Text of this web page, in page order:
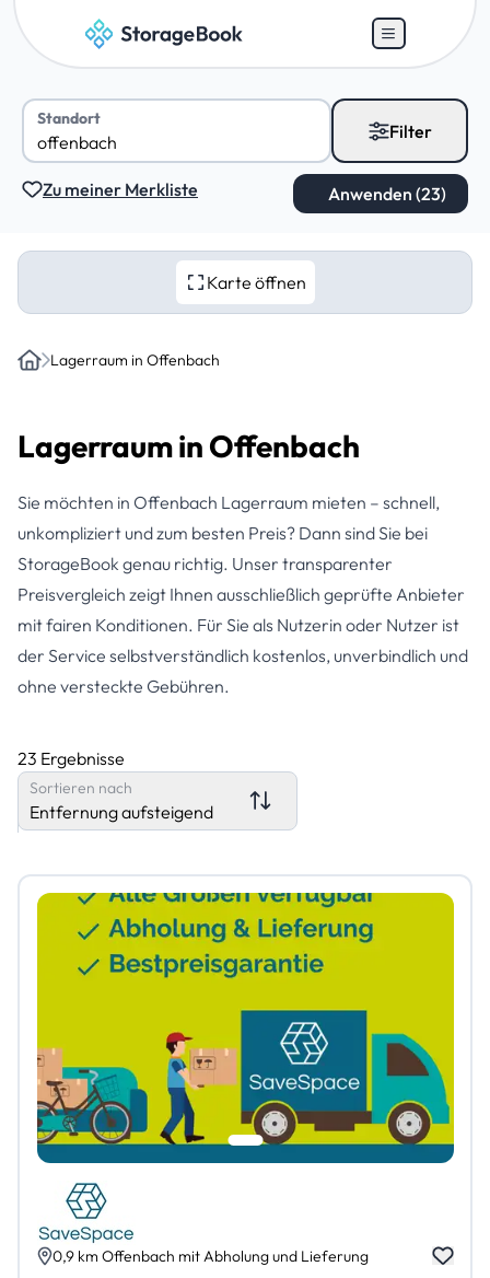
Standort
Filter
Zu meiner Merkliste
Karte öffnen
Lagerraum in Offenbach
Lagerraum in Offenbach
Sie möchten in Offenbach Lagerraum mieten – schnell,
unkompliziert und zum besten Preis? Dann sind Sie bei
StorageBook genau richtig. Unser transparenter
Preisvergleich zeigt Ihnen ausschließlich geprüfte Anbieter
mit fairen Konditionen. Für Sie als Nutzerin oder Nutzer ist
der Service selbstverständlich kostenlos, unverbindlich und
ohne versteckte Gebühren.
23 Ergebnisse
Sortieren nach
Entfernung aufsteigend
0,9 km Offenbach mit Abholung und Lieferung